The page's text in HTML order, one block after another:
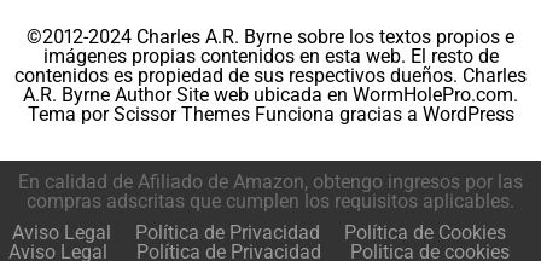
©2012-2024 Charles A.R. Byrne sobre los textos propios e
imágenes propias contenidos en esta web. El resto de
contenidos es propiedad de sus respectivos dueños. Charles
A.R. Byrne Author Site web ubicada en WormHolePro.com.
Tema porScissor ThemesFunciona gracias a WordPress
En calidad de Afiliado de Amazon, obtengo ingresos por las
compras adscritas que cumplen los requisitos aplicables.
Aviso Legal
Política de Privacidad
Política de Cookies
Aviso Legal
Política de Privacidad
Politica de cookies